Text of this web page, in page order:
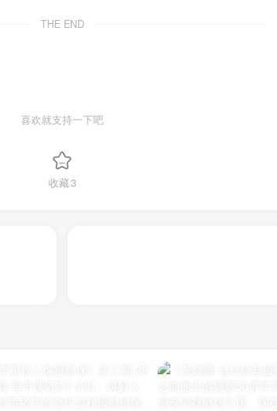
THE END
喜欢就支持一下吧
收藏3